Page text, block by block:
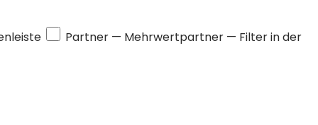
Partner — Mehrwertpartner — Filter in der